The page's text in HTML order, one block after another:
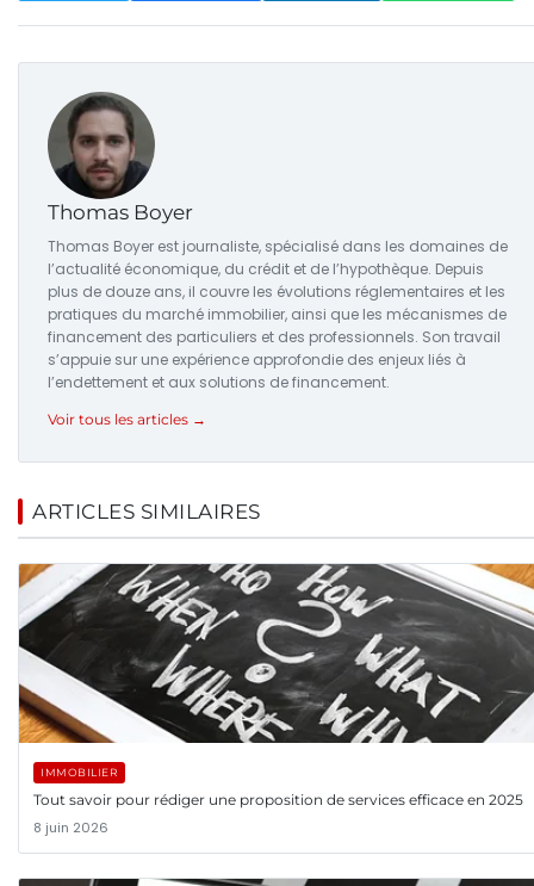
Thomas Boyer
Thomas Boyer est journaliste, spécialisé dans les domaines de
l’actualité économique, du crédit et de l’hypothèque. Depuis
plus de douze ans, il couvre les évolutions réglementaires et les
pratiques du marché immobilier, ainsi que les mécanismes de
financement des particuliers et des professionnels. Son travail
s’appuie sur une expérience approfondie des enjeux liés à
l’endettement et aux solutions de financement.
Voir tous les articles →
ARTICLES SIMILAIRES
IMMOBILIER
Tout savoir pour rédiger une proposition de services efficace en 2025
8 juin 2026